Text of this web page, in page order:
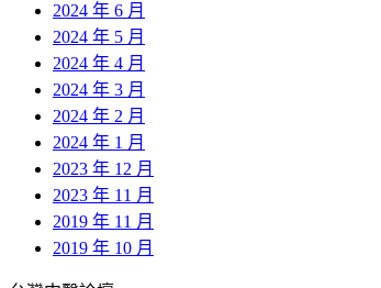
2024 年 6 月
2024 年 5 月
2024 年 4 月
2024 年 3 月
2024 年 2 月
2024 年 1 月
2023 年 12 月
2023 年 11 月
2019 年 11 月
2019 年 10 月